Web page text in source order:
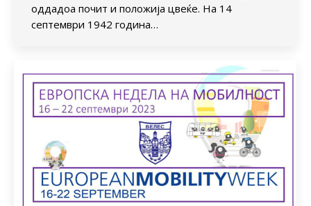
оддадоа почит и положија цвеќе. На 14
септември 1942 година…